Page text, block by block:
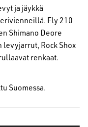
ja jäykkä
Fly 210
Shimano Deore
Rock Shox
renkaat.
Suomessa.